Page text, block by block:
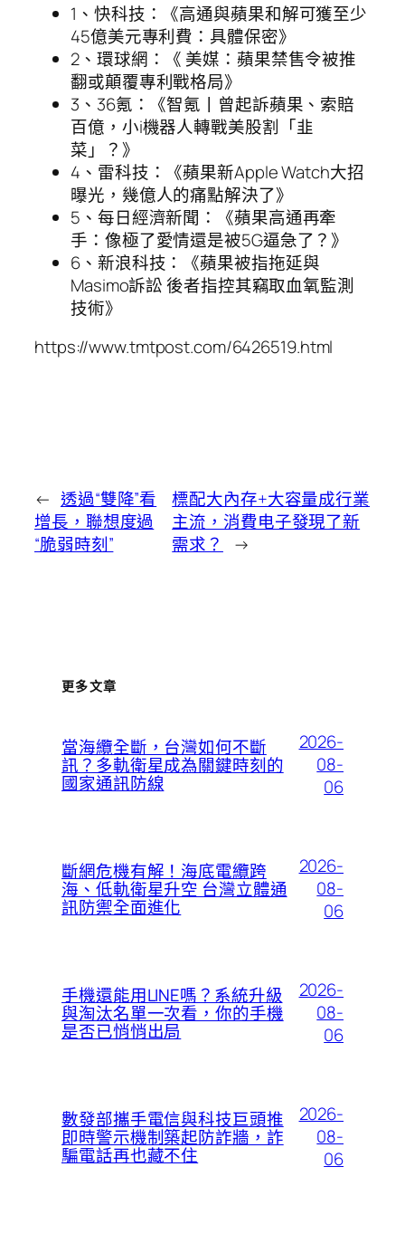
1、快科技：《高通與蘋果和解可獲至少
45億美元專利費：具體保密》
2、環球網：《 美媒：蘋果禁售令被推
翻或顛覆專利戰格局》
3、36氪：《智氪丨曾起訴蘋果、索賠
百億，小i機器人轉戰美股割「韭
菜」？》
4、雷科技：《蘋果新Apple Watch大招
曝光，幾億人的痛點解決了》
5、每日經濟新聞：《蘋果高通再牽
手：像極了愛情還是被5G逼急了？》
6、新浪科技：《蘋果被指拖延與
Masimo訴訟 後者指控其竊取血氧監測
技術》
https://www.tmtpost.com/6426519.html
← 透過“雙降”看
增長，聯想度過
“脆弱時刻”
標配大內存+大容量成行業
主流，消費电子發現了新
需求？
→
更多文章
當海纜全斷，台灣如何不斷
訊？多軌衛星成為關鍵時刻的
國家通訊防線
2026-
08-
06
斷網危機有解！海底電纜跨
海、低軌衛星升空 台灣立體通
訊防禦全面進化
2026-
08-
06
手機還能用LINE嗎？系統升級
與淘汰名單一次看，你的手機
是否已悄悄出局
2026-
08-
06
數發部攜手電信與科技巨頭推
即時警示機制築起防詐牆，詐
騙電話再也藏不住
2026-
08-
06